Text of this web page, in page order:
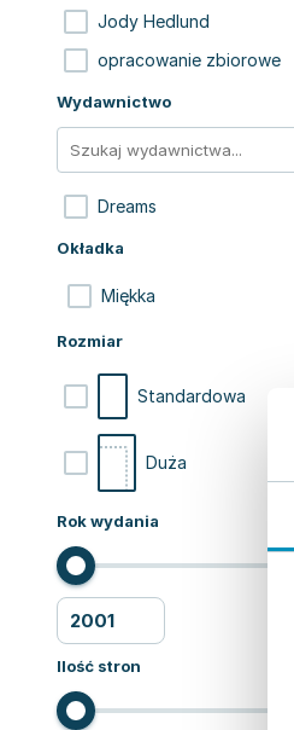
Jody Hedlund
opracowanie zbiorowe
Wydawnictwo
Dreams
Okładka
Miękka
Rozmiar
Standardowa
Duża
Rok wydania
Ilość stron